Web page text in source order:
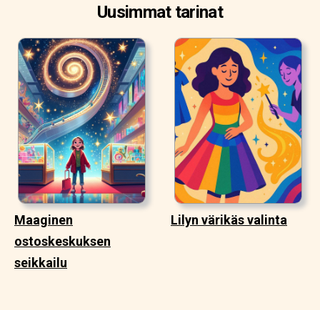
Uusimmat tarinat
Maaginen
ostoskeskuksen
seikkailu
Lilyn värikäs valinta